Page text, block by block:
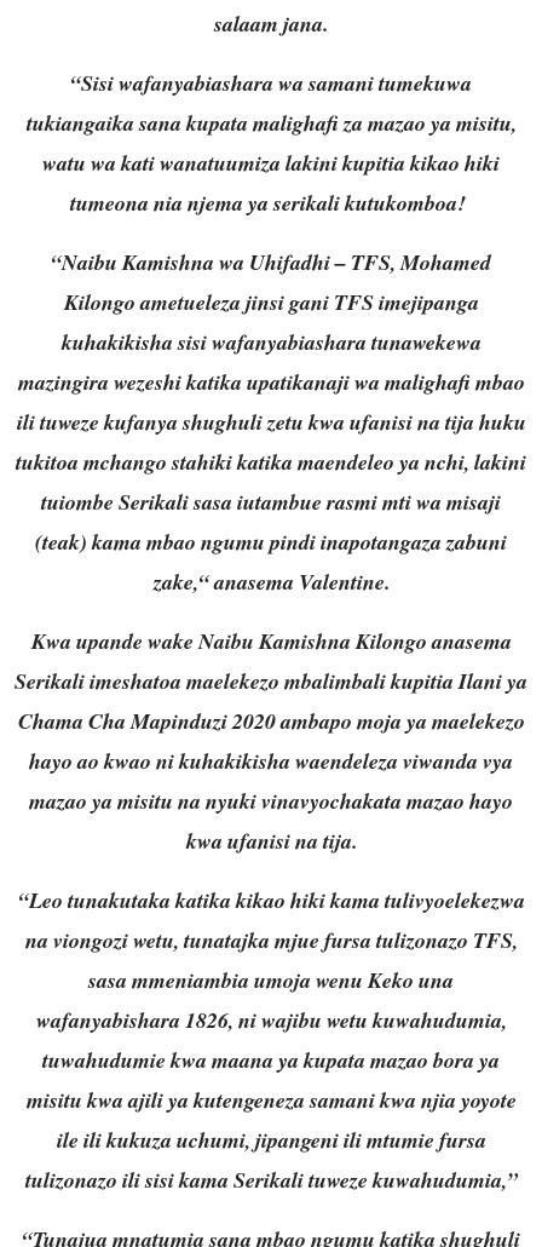
salaam jana.
“Sisi wafanyabiashara wa samani tumekuwa
tukiangaika sana kupata malighafi za mazao ya misitu,
watu wa kati wanatuumiza lakini kupitia kikao hiki
tumeona nia njema ya serikali kutukomboa!
“Naibu Kamishna wa Uhifadhi – TFS, Mohamed
Kilongo ametueleza jinsi gani TFS imejipanga
kuhakikisha sisi wafanyabiashara tunawekewa
mazingira wezeshi katika upatikanaji wa malighafi mbao
ili tuweze kufanya shughuli zetu kwa ufanisi na tija huku
tukitoa mchango stahiki katika maendeleo ya nchi, lakini
tuiombe Serikali sasa iutambue rasmi mti wa misaji
(teak) kama mbao ngumu pindi inapotangaza zabuni
zake,“ anasema Valentine.
Kwa upande wake Naibu Kamishna Kilongo anasema
Serikali imeshatoa maelekezo mbalimbali kupitia Ilani ya
Chama Cha Mapinduzi 2020 ambapo moja ya maelekezo
hayo ao kwao ni kuhakikisha waendeleza viwanda vya
mazao ya misitu na nyuki vinavyochakata mazao hayo
kwa ufanisi na tija.
“Leo tunakutaka katika kikao hiki kama tulivyoelekezwa
na viongozi wetu, tunatajka mjue fursa tulizonazo TFS,
sasa mmeniambia umoja wenu Keko una
wafanyabishara 1826, ni wajibu wetu kuwahudumia,
tuwahudumie kwa maana ya kupata mazao bora ya
misitu kwa ajili ya kutengeneza samani kwa njia yoyote
ile ili kukuza uchumi, jipangeni ili mtumie fursa
tulizonazo ili sisi kama Serikali tuweze kuwahudumia,”
“Tunajua mnatumia sana mbao ngumu katika shughuli